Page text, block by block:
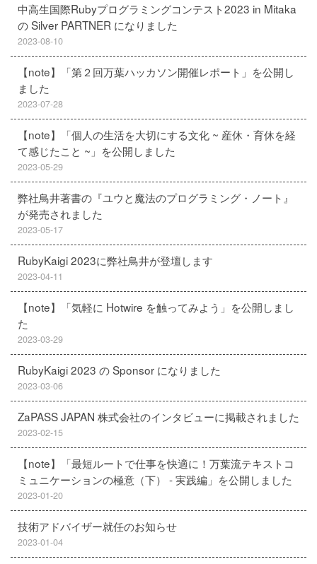
中高生国際Rubyプログラミングコンテスト2023 in Mitaka
の Silver PARTNER になりました
2023-08-10
【note】「第２回万葉ハッカソン開催レポート」を公開し
ました
2023-07-28
【note】「個人の生活を大切にする文化 ~ 産休・育休を経
て感じたこと ~」を公開しました
2023-05-29
弊社鳥井著書の『ユウと魔法のプログラミング・ノート』
が発売されました
2023-05-17
RubyKaigi 2023に弊社鳥井が登壇します
2023-04-11
【note】「気軽に Hotwire を触ってみよう」を公開しまし
た
2023-03-29
RubyKaigi 2023 の Sponsor になりました
2023-03-06
ZaPASS JAPAN 株式会社のインタビューに掲載されました
2023-02-15
【note】「最短ルートで仕事を快適に！万葉流テキストコ
ミュニケーションの極意（下） - 実践編」を公開しました
2023-01-20
技術アドバイザー就任のお知らせ
2023-01-04